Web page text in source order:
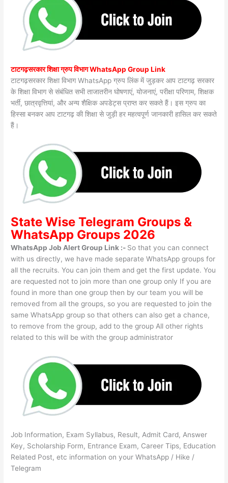
टाटगढ़सरकार शिक्षा ग्रुप विभाग WhatsApp Group Link
टाटगढ़सरकार शिक्षा विभाग WhatsApp ग्रुप लिंक में जुड़कर आप टाटगढ़ सरकार
के शिक्षा विभाग से संबंधित सभी ताजातरीन घोषणाएं, योजनाएं, परीक्षा परिणाम, शिक्षक
भर्ती, छात्रवृत्तियां, और अन्य शैक्षिक अपडेट्स प्राप्त कर सकते हैं। इस ग्रुप का
हिस्सा बनकर आप टाटगढ़ की शिक्षा से जुड़ी हर महत्वपूर्ण जानकारी हासिल कर सकते
हैं।
State WiseTelegram Groups &
WhatsApp Groups 2026
WhatsApp Job Alert Group Link :- So that you can connect
with us directly, we have made separate WhatsApp groups for
all the recruits. You can join them and get the first update. You
are requested not to join more than one group only If you are
found in more than one group then by our team you will be
removed from all the groups, so you are requested to join the
same WhatsApp group so that others can also get a chance,
to remove from the group, add to the group All other rights
related to this will be with the group administrator
Job Information, Exam Syllabus, Result, Admit Card, Answer
Key, Scholarship Form, Entrance Exam, Career Tips, Education
Related Post, etc information on your WhatsApp / Hike /
Telegram